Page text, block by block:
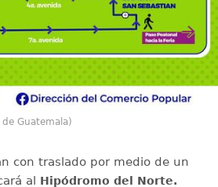
Guatemala)
con traslado por medio de un
al Hipódromo del Norte.